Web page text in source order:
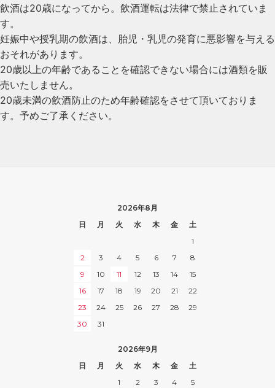
飲酒は20歳になってから。飲酒運転は法律で禁止されていま
す。
妊娠中や授乳期の飲酒は、胎児・乳児の発育に悪影響を与える
おそれがあります。
20歳以上の年齢であることを確認できない場合には酒類を販
売いたしません。
20歳未満の飲酒防止のため年齢確認をさせて頂いておりま
す。予めご了承ください。
2026年8月
日
月 火 水 木 金
土
1
2
3 4 5 6 7
8
9
10 11 12 13 14
15
16
17 18 19 20 21
22
23
24 25 26 27 28
29
30
31
2026年9月
日
月 火 水 木 金
土
1
2 3 4
5